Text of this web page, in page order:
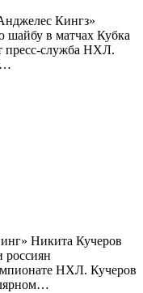
Кингз»
шайбу в матчах Кубка
пресс‑служба НХЛ.
Никита Кучеров
россиян
НХЛ. Кучеров